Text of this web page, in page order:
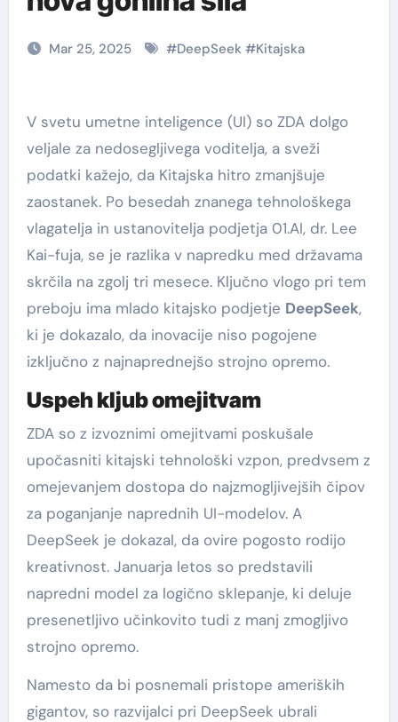
Mar 25, 2025 #DeepSeek#Kitajska
V svetu umetne inteligence (UI) so ZDA dolgo
veljale za nedosegljivega voditelja, a sveži
podatki kažejo, da Kitajska hitro zmanjšuje
zaostanek. Po besedah znanega tehnološkega
vlagatelja in ustanovitelja podjetja 01.AI, dr. Lee
Kai-fuja, se je razlika v napredku med državama
skrčila na zgolj tri mesece. Ključno vlogo pri tem
preboju ima mlado kitajsko podjetje DeepSeek,
ki je dokazalo, da inovacije niso pogojene
izključno z najnaprednejšo strojno opremo.
Uspeh kljub omejitvam
ZDA so z izvoznimi omejitvami poskušale
upočasniti kitajski tehnološki vzpon, predvsem z
omejevanjem dostopa do najzmogljivejših čipov
za poganjanje naprednih UI-modelov. A
DeepSeek je dokazal, da ovire pogosto rodijo
kreativnost. Januarja letos so predstavili
napredni model za logično sklepanje, ki deluje
presenetljivo učinkovito tudi z manj zmogljivo
strojno opremo.
Namesto da bi posnemali pristope ameriških
gigantov, so razvijalci pri DeepSeek ubrali